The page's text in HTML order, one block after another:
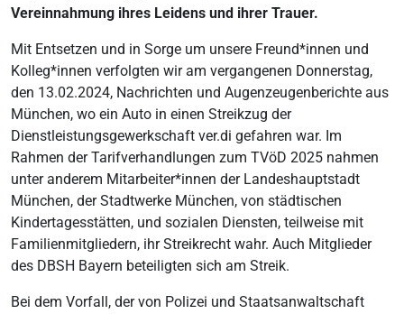
Vereinnahmung ihres Leidens und ihrer Trauer.
Mit Entsetzen und in Sorge um unsere Freund*innen und
Kolleg*innen verfolgten wir am vergangenen Donnerstag,
den 13.02.2024, Nachrichten und Augenzeugenberichte aus
München, wo ein Auto in einen Streikzug der
Dienstleistungsgewerkschaft ver.di gefahren war. Im
Rahmen der Tarifverhandlungen zum TVöD 2025 nahmen
unter anderem Mitarbeiter*innen der Landeshauptstadt
München, der Stadtwerke München, von städtischen
Kindertagesstätten, und sozialen Diensten, teilweise mit
Familienmitgliedern, ihr Streikrecht wahr. Auch Mitglieder
des DBSH Bayern beteiligten sich am Streik.
Bei dem Vorfall, der von Polizei und Staatsanwaltschaft